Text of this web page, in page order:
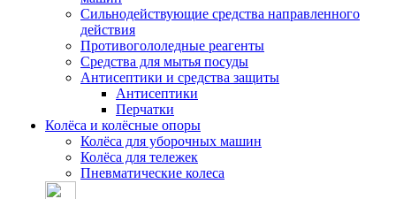
Сильнодействующие средства направленного
действия
Противогололедные реагенты
Средства для мытья посуды
Антисептики и средства защиты
Антисептики
Перчатки
Колёса и колёсные опоры
Колёса для уборочных машин
Колёса для тележек
Пневматические колеса